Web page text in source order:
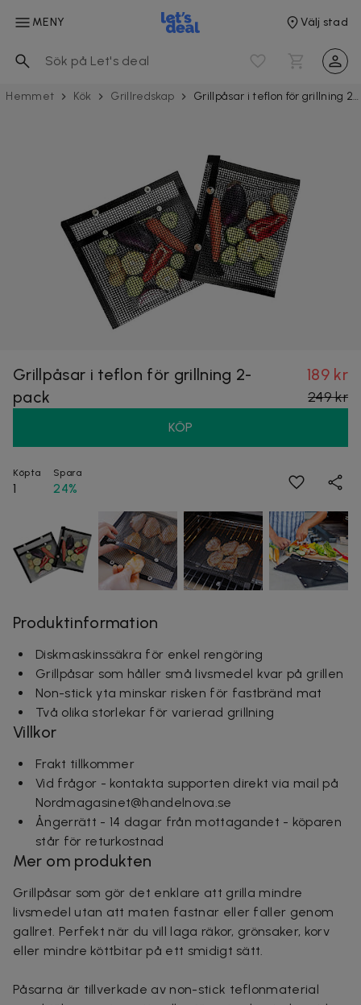
MENY Välj stad
Hemmet Kök Grillredskap Grillpåsar i teflon för grillning 2-pack
Grillpåsar i teflon för grillning 2-
pack
189 kr
249 kr
KÖP
Köpta
1
Spara
24%
Produktinformation
Diskmaskinssäkra för enkel rengöring
Grillpåsar som håller små livsmedel kvar på grillen
Non-stick yta minskar risken för fastbränd mat
Två olika storlekar för varierad grillning
Villkor
Frakt tillkommer
Vid frågor - kontakta supporten direkt via mail på
Nordmagasinet@handelnova.se
Ångerrätt - 14 dagar från mottagandet - köparen
står för returkostnad
Mer om produkten
Grillpåsar som gör det enklare att grilla mindre
livsmedel utan att maten fastnar eller faller genom
gallret. Perfekt när du vill laga räkor, grönsaker, korv
eller mindre köttbitar på ett smidigt sätt.
Påsarna är tillverkade av non-stick teflonmaterial